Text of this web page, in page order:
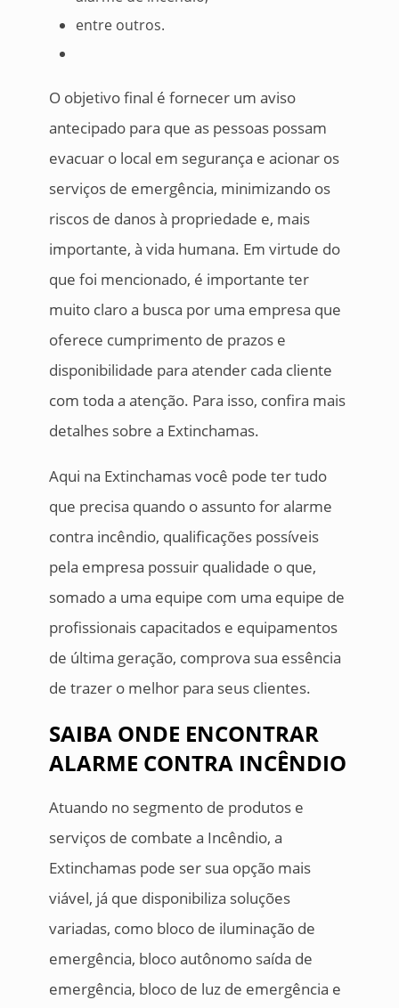
entre outros.
O objetivo final é fornecer um aviso
antecipado para que as pessoas possam
evacuar o local em segurança e acionar os
serviços de emergência, minimizando os
riscos de danos à propriedade e, mais
importante, à vida humana. Em virtude do
que foi mencionado, é importante ter
muito claro a busca por uma empresa que
oferece cumprimento de prazos e
disponibilidade para atender cada cliente
com toda a atenção. Para isso, confira mais
detalhes sobre a Extinchamas.
Aqui na Extinchamas você pode ter tudo
que precisa quando o assunto for alarme
contra incêndio, qualificações possíveis
pela empresa possuir qualidade o que,
somado a uma equipe com uma equipe de
profissionais capacitados e equipamentos
de última geração, comprova sua essência
de trazer o melhor para seus clientes.
SAIBA ONDE ENCONTRAR
ALARME CONTRA INCÊNDIO
Atuando no segmento de produtos e
serviços de combate a Incêndio, a
Extinchamas pode ser sua opção mais
viável, já que disponibiliza soluções
variadas, como bloco de iluminação de
emergência, bloco autônomo saída de
emergência, bloco de luz de emergência e